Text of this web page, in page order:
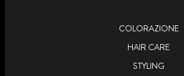
COLORAZIONE
HAIR CARE
STYLING